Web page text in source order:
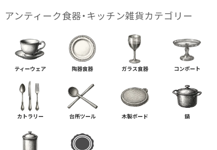
アンティーク食器・キッチン雑貨カテゴリー
ティーウェア 陶器食器 ガラス食器 コンポート
カトラリー 台所ツール 木製ボード 鍋